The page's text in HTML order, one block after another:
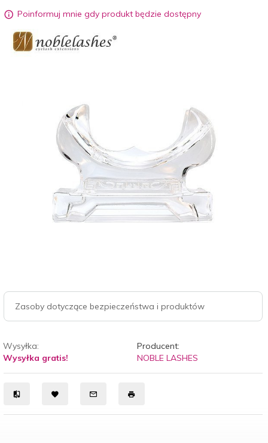
Poinformuj mnie gdy produkt będzie dostępny
Zasoby dotyczące bezpieczeństwa i produktów
Wysyłka:
Wysyłka gratis!
Producent:
NOBLE LASHES